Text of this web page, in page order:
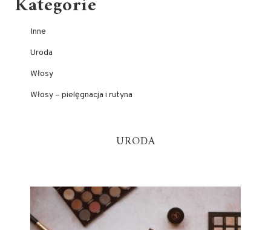
Inne
Uroda
Włosy
Włosy – pielęgnacja i rutyna
URODA